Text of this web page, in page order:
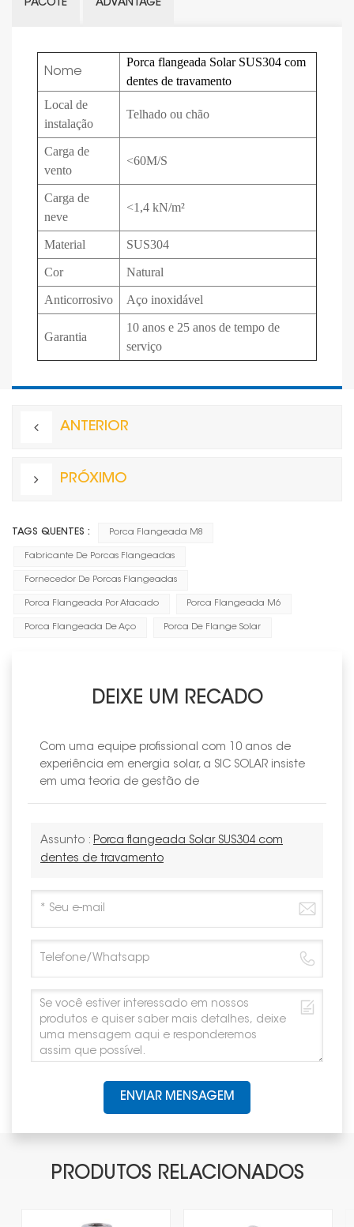
PACOTE ADVANTAGE
Nome
Porca flangeada Solar SUS304 com
dentes de travamento
Local de
instalação
Telhado ou chão
Carga de
vento
<60M/S
Carga de
neve
<1,4 kN/m²
Material SUS304
Cor Natural
Anticorrosivo Aço inoxidável
Garantia
10 anos e 25 anos de tempo de
serviço
ANTERIOR
PRÓXIMO
TAGS QUENTES : Porca Flangeada M8
Fabricante De Porcas Flangeadas
Fornecedor De Porcas Flangeadas
Porca Flangeada Por Atacado Porca Flangeada M6
Porca Flangeada De Aço Porca De Flange Solar
DEIXE UM RECADO
Com uma equipe profissional com 10 anos de
experiência em energia solar, a SIC SOLAR insiste
em uma teoria de gestão de
Assunto : Porca flangeada Solar SUS304 com
dentes de travamento
ENVIAR MENSAGEM
PRODUTOS RELACIONADOS